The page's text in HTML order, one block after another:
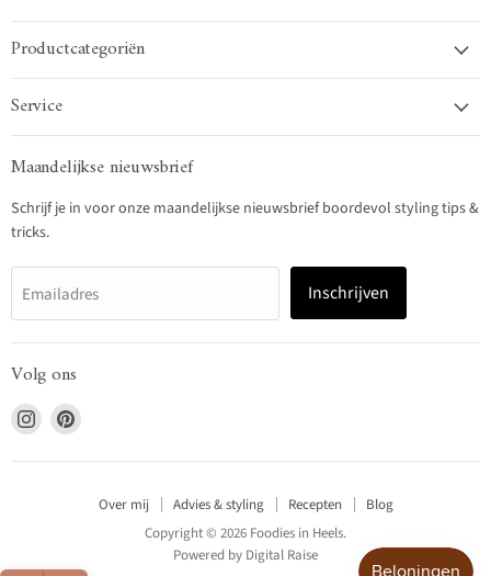
Productcategoriën
Service
Maandelijkse nieuwsbrief
Schrijf je in voor onze maandelijkse nieuwsbrief boordevol styling tips &
tricks.
Emailadres Inschrijven
Volg ons
Vind
ons
op
Vind
op
Over mij Advies & styling Recepten
Blog
Copyright © 2026 Foodies in Heels.
Powered by Digital Raise